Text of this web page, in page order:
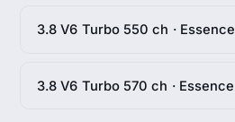
3.8 V6 Turbo 550 ch · Essence
3.8 V6 Turbo 570 ch · Essence